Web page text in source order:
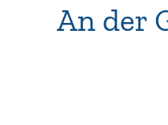
An der